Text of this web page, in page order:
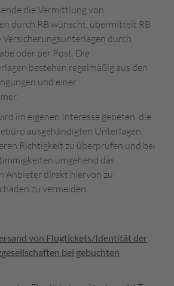
die Vermittlung von
durch RB wünscht, übermittelt RB
Versicherungsunterlagen durch
oder per Post. Die
bestehen regelmäßig aus den
und einer
im eigenen Interesse gebeten, die
ausgehändigten Unterlagen
Richtigkeit zu überprüfen und bei
umgehend das
Anbieter direkt hiervon zu
zu vermeiden.
von Flugtickets/Identität der
bei gebuchten